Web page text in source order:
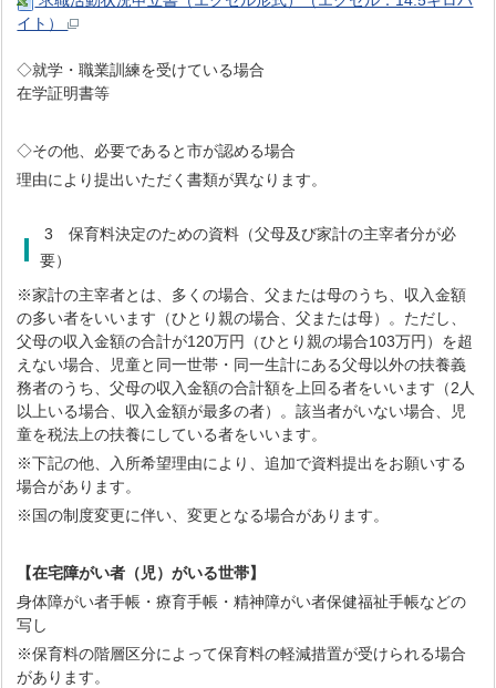
イト）
◇就学・職業訓練を受けている場合
在学証明書等
◇その他、必要であると市が認める場合
理由により提出いただく書類が異なります。
3 保育料決定のための資料（父母及び家計の主宰者分が必
要）
※家計の主宰者とは、多くの場合、父または母のうち、収入金額
の多い者をいいます（ひとり親の場合、父または母）。ただし、
父母の収入金額の合計が120万円（ひとり親の場合103万円）を超
えない場合、児童と同一世帯・同一生計にある父母以外の扶養義
務者のうち、父母の収入金額の合計額を上回る者をいいます（2人
以上いる場合、収入金額が最多の者）。該当者がいない場合、児
童を税法上の扶養にしている者をいいます。
※下記の他、入所希望理由により、追加で資料提出をお願いする
場合があります。
※国の制度変更に伴い、変更となる場合があります。
【在宅障がい者（児）がいる世帯】
身体障がい者手帳・療育手帳・精神障がい者保健福祉手帳などの
写し
※保育料の階層区分によって保育料の軽減措置が受けられる場合
があります。